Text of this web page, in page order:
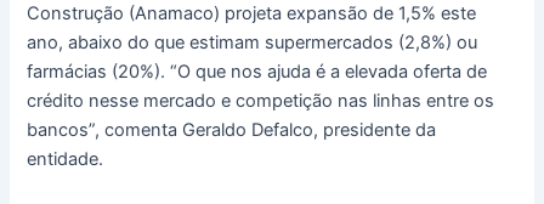
Construção (Anamaco) projeta expansão de 1,5% este
ano, abaixo do que estimam supermercados (2,8%) ou
farmácias (20%). “O que nos ajuda é a elevada oferta de
crédito nesse mercado e competição nas linhas entre os
bancos”, comenta Geraldo Defalco, presidente da
entidade.